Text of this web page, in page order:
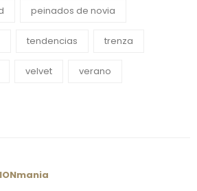
peinados de novia
tendencias trenza
velvet verano